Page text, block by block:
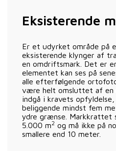
Eksisterende
Er et udyrket område på
eksisterende klynger af
en omdriftsmark. Det er
elementet kan ses på
alle efterfølgende
være helt omsluttet af en
indgå i kravets
beliggende mindst fem
ydre grænse. Markkrattet
5.000 m2 og må ikke på
smallere end 10 meter.